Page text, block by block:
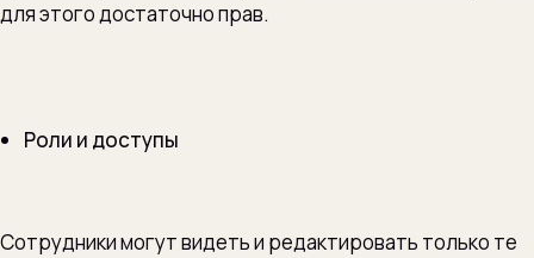
для этого достаточно прав.
Роли и доступы
Сотрудники могут видеть и редактировать только те